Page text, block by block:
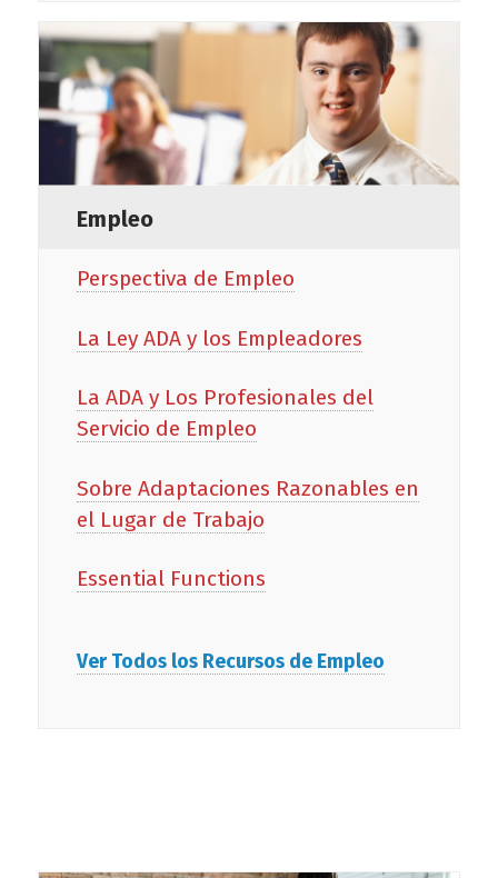
Empleo
Perspectiva de Empleo
La Ley ADA y los Empleadores
La ADA y Los Profesionales del
Servicio de Empleo
Sobre Adaptaciones Razonables en
el Lugar de Trabajo
Essential Functions
Ver Todos los Recursos de Empleo